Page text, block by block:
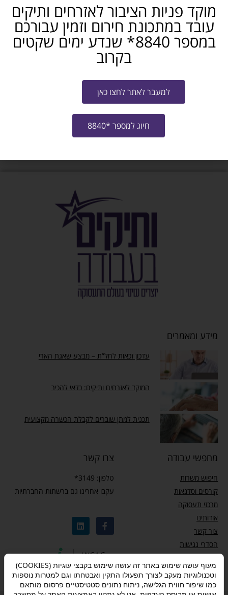
מייל
שלח קו"ח למשרה
צרו איתי קשר
מידע ומאמרים
עדכון זכאות לחל”ת – מבצע שאגת הארי
המוקד לאזרחים ותיקים: כדאי להכיר
תכנית למתן שוברים לקבלת הכשרה מקצועית
מחפשי עבודה
חיפוש משרות
קורסים וסדנאות
מרכזי תעסוקה
אודותינו
צור קשר
הסדרי נגישות
צרו קשר
טלפון: 3149*
עקבו אחרינו גם ברשתות החברתיות
מעוף עושה שימוש באתר זה עושה שימוש בקבצי עוגיות (COOKIES)
וטכנולוגיות מעקב לצורך תפעולו התקין ואבטחתו וגם למטרות נוספות
כמו שיפור חווית הגלישה, ניתוח נתונים סטטיסטיים פרסום מותאם
מוקד פניות הציבור לאזרחים ותיקים
עובד במתכונת חירום וזמין עבורכם
במספר 8840* שנדע ימים שקטים
בקרוב
למעבר לאתר לחצו כאן
חיוג למספר *8840